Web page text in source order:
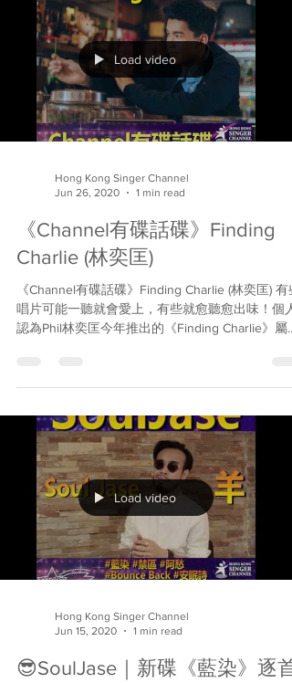
Load video
Hong Kong Singer Channel
Jun 26, 2020
1 min read
《Channel有碟話碟》Finding
Charlie (林奕匡)
《Channel有碟話碟》Finding Charlie (林奕匡) 有些
唱片可能一聽就會愛上，有些就愈聽愈出味！個人
認為Phil林奕匡今年推出的《Finding Charlie》屬於
於...
Load video
Hong Kong Singer Channel
Jun 15, 2020
1 min read
😎SoulJase｜新碟《藍染》逐首